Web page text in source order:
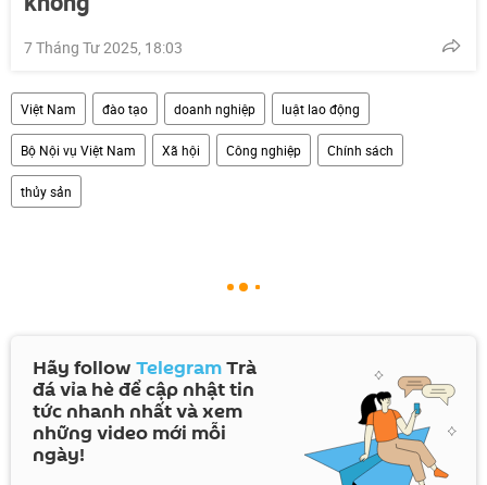
7 Tháng Tư 2025, 18:03
Việt Nam đào tạo doanh nghiệp luật lao động
Bộ Nội vụ Việt Nam Xã hội Công nghiệp Chính sách
thủy sản
Hãy follow TelegramTrà
đá vỉa hè để cập nhật tin
tức nhanh nhất và xem
những video mới mỗi
ngày!